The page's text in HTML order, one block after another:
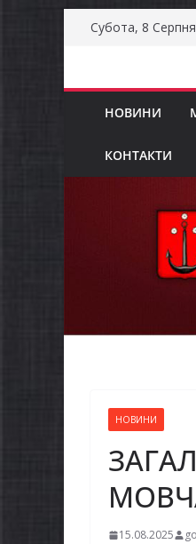
Перейти
Субота, 8
НОВИНИ
КОНТАКТИ
НОВИНИ
15.08.2025